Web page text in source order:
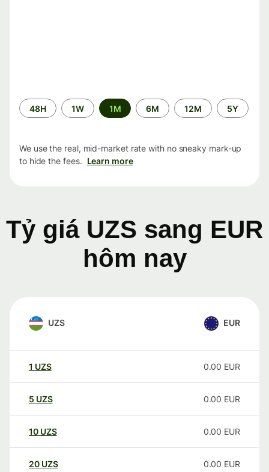
Time
period
48H 1W 1M 6M 12M 5Y
We use the real, mid-market rate with no sneaky mark-up
to hide the fees. Learn more
Tỷ giá UZS sang EUR
hôm nay
UZS EUR
1 UZS 0.00 EUR
5 UZS 0.00 EUR
10 UZS 0.00 EUR
20 UZS 0.00 EUR